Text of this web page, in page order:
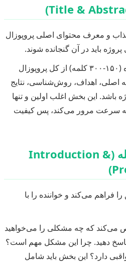
جذاب و معرف محتوای اصلی پروپوزال
باید در آن گنجانده شوند.
یک خلاصه فشرده (۱۵۰-۳۰۰ کلمه) از کل پروپوزال
اصلی، اهداف، روش‌شناسی، نتایج
باشد. این بخش اغلب اولین و تنها
سرعت مرور می‌کند، پس کیفیت
۲. مقدمه و بیان مسئله (Introduction &
فراهم می‌کند و خواننده را با
می‌کند که چه مشکلی را می‌خواهید
دهید. چرا این مشکل مهم است؟
دارد؟ این بخش باید شامل